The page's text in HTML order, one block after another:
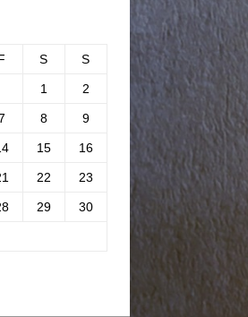
S S
1 2
8 9
15 16
22 23
29 30